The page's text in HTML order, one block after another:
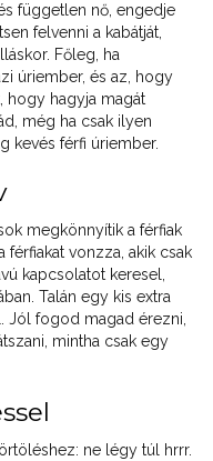
független nő, engedje
felvenni a kabátját,
Főleg, ha
úriember, és az, hogy
hogy hagyja magát
még ha csak ilyen
kevés férfi úriember.
megkönnyítik a férfiak
férfiakat vonzza, akik csak
kapcsolatot keresel,
Talán egy kis extra
Jól fogod magad érezni,
mintha csak egy
ne légy túl hrrr.